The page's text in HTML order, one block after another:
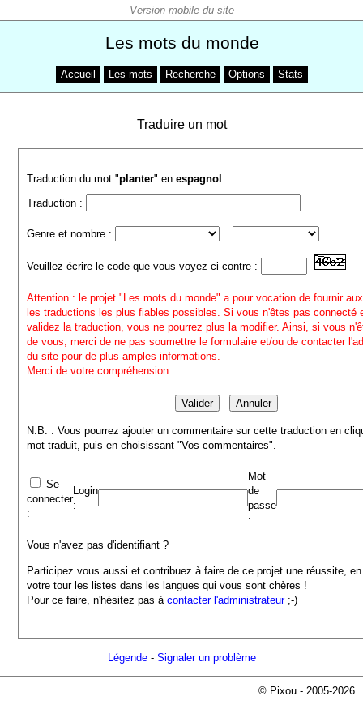
Les mots du monde
Accueil Les mots Recherche Options Stats
Traduire un mot
Traduction du mot "planter" enespagnol :
Traduction :
Genre et nombre :
Veuillez écrire le code que vous voyez ci-contre :
Attention : le projet "Les mots du monde" a pour vocation de fournir
les traductions les plus fiables possibles. Si vous n'êtes pas connecté
validez la traduction, vous ne pourrez plus la modifier. Ainsi, si vous
de vous, merci de ne pas soumettre le formulaire et/ou de contacter
du site pour de plus amples informations.
Merci de votre compréhension.
N.B. : Vous pourrez ajouter un commentaire sur cette traduction en
mot traduit, puis en choisissant "Vos commentaires".
Se
connecter
:
Login
:
Mot
de
passe
:
Vous n'avez pas d'identifiant ?
Participez vous aussi et contribuez à faire de ce projet une réussite,
votre tour les listes dans les langues qui vous sont chères !
Pour ce faire, n'hésitez pas àcontacter l'administrateur;-)
Légende- Signaler un problème
© Pixou - 2005-2026